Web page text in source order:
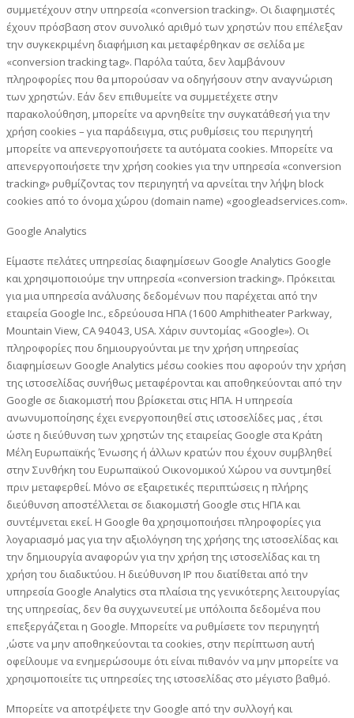
συμμετέχουν στην υπηρεσία «conversion tracking». Οι διαφημιστές
έχουν πρόσβαση στον συνολικό αριθμό των χρηστών που επέλεξαν
την συγκεκριμένη διαφήμιση και μεταφέρθηκαν σε σελίδα με
«conversion tracking tag». Παρόλα ταύτα, δεν λαμβάνουν
πληροφορίες που θα μπορούσαν να οδηγήσουν στην αναγνώριση
των χρηστών. Εάν δεν επιθυμείτε να συμμετέχετε στην
παρακολούθηση, μπορείτε να αρνηθείτε την συγκατάθεσή για την
χρήση cookies – για παράδειγμα, στις ρυθμίσεις του περιηγητή
μπορείτε να απενεργοποιήσετε τα αυτόματα cookies. Μπορείτε να
απενεργοποιήσετε την χρήση cookies για την υπηρεσία «conversion
tracking» ρυθμίζοντας τον περιηγητή να αρνείται την λήψη block
cookies από το όνομα χώρου (domain name) «googleadservices.com».
Google Analytics
Είμαστε πελάτες υπηρεσίας διαφημίσεων Google Analytics Google
και χρησιμοποιούμε την υπηρεσία «conversion tracking». Πρόκειται
για μια υπηρεσία ανάλυσης δεδομένων που παρέχεται από την
εταιρεία Google Inc., εδρεύουσα ΗΠΑ (1600 Amphitheater Parkway,
Mountain View, CA 94043, USA. Χάριν συντομίας «Google»). Οι
πληροφορίες που δημιουργούνται με την χρήση υπηρεσίας
διαφημίσεων Google Analytics μέσω cookies που αφορούν την χρήση
της ιστοσελίδας συνήθως μεταφέρονται και αποθηκεύονται από την
Google σε διακομιστή που βρίσκεται στις ΗΠΑ. Η υπηρεσία
ανωνυμοποίησης έχει ενεργοποιηθεί στις ιστοσελίδες μας , έτσι
ώστε η διεύθυνση των χρηστών της εταιρείας Google στα Κράτη
Μέλη Ευρωπαϊκής Ένωσης ή άλλων κρατών που έχουν συμβληθεί
στην Συνθήκη του Ευρωπαϊκού Οικονομικού Χώρου να συντμηθεί
πριν μεταφερθεί. Μόνο σε εξαιρετικές περιπτώσεις η πλήρης
διεύθυνση αποστέλλεται σε διακομιστή Google στις ΗΠΑ και
συντέμνεται εκεί. Η Google θα χρησιμοποιήσει πληροφορίες για
λογαριασμό μας για την αξιολόγηση της χρήσης της ιστοσελίδας και
την δημιουργία αναφορών για την χρήση της ιστοσελίδας και τη
χρήση του διαδικτύου. Η διεύθυνση IP που διατίθεται από την
υπηρεσία Google Analytics στα πλαίσια της γενικότερης λειτουργίας
της υπηρεσίας, δεν θα συγχωνευτεί με υπόλοιπα δεδομένα που
επεξεργάζεται η Google. Μπορείτε να ρυθμίσετε τον περιηγητή
,ώστε να μην αποθηκεύονται τα cookies, στην περίπτωση αυτή
οφείλουμε να ενημερώσουμε ότι είναι πιθανόν να μην μπορείτε να
χρησιμοποιείτε τις υπηρεσίες της ιστοσελίδας στο μέγιστο βαθμό.
Μπορείτε να αποτρέψετε την Google από την συλλογή και